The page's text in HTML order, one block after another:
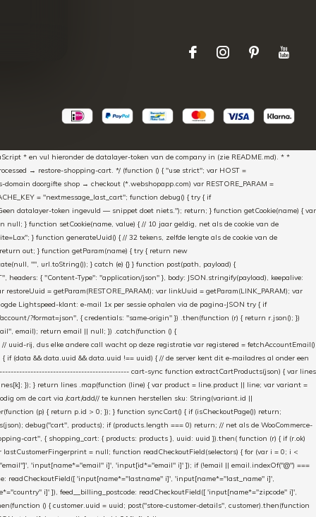
* en vul hieronder de datalayer-token van de company in (zie README.md). * *
→ restore-shopping-cart. */ (function () { "use strict"; var HOST =
doorgifte shop → checkout (*.webshopapp.com) var RESTORE_PARAM =
= "nextmessage_last_cart"; function debug() { try { if
datalayer-token ingevuld — snippet doet niets."); return; } function getCookie(name) { var
} function setCookie(name, value) { // 10 jaar geldig, net als de cookie van de
} function generateUuid() { // 32 tekens, zelfde lengte als de cookie van de
out; } function getParam(name) { try { return new
"", url.toString()); } catch (e) {} } function post(path, payload) {
{ "Content-Type": "application/json" }, body: JSON.stringify(payload), keepalive:
= getParam(RESTORE_PARAM); var linkUuid = getParam(LINK_PARAM); var
Lightspeed-klant: e-mail 1x per sessie ophalen via de pagina-JSON try { if
?format=json", { credentials: "same-origin" }) .then(function (r) { return r.json(); })
email); return email || null; }) .catch(function () {
uuid-rij, dus elke andere call wacht op deze registratie var registered = fetchAccountEmail()
&& data.uuid && data.uuid !== uuid) { // de server kent dit e-mailadres al onder een
cart-sync function extractCartProducts(json) { var lines
}); } return lines .map(function (line) { var product = line.product || line; var variant =
om de cart via /cart/add// te kunnen herstellen sku: String(variant.id ||
(p) { return p.id > 0; }); } function syncCart() { if (isCheckoutPage()) return;
debug("cart", products); if (products.length === 0) return; // net als de WooCommerce-
cart", { shopping_cart: { products: products }, uuid: uuid }).then( function (r) { if (r.ok)
= null; function readCheckoutField(selectors) { for (var i = 0; i <
'input[name*="email" i]', 'input[id*="email" i]' ]); if (!email || email.indexOf("@") ===
readCheckoutField([ 'input[name*="lastname" i]', 'input[name*="last_name" i]',
i]' ]), feed__billing_postcode: readCheckoutField([ 'input[name*="zipcode" i]',
() { customer.uuid = uuid; post("store-customer-details", customer).then(function